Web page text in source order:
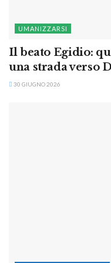
UMANIZZARSI
Il beato Egidio:
una strada verso
30 GIUGNO 2026